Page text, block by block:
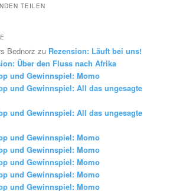
TEILEN
Bednorz zu Rezension: Läuft bei uns!
Über den Fluss nach Afrika
und Gewinnspiel: Momo
und Gewinnspiel: All das ungesagte
und Gewinnspiel: All das ungesagte
und Gewinnspiel: Momo
und Gewinnspiel: Momo
und Gewinnspiel: Momo
und Gewinnspiel: Momo
und Gewinnspiel: Momo